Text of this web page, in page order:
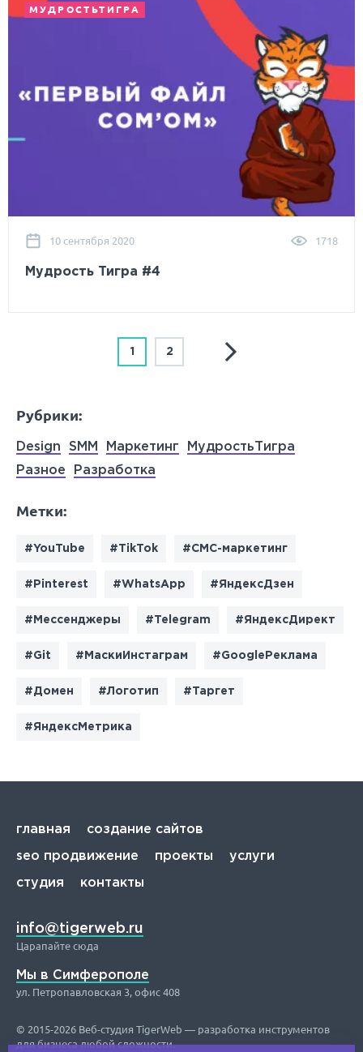
Рубрики:
Design SMM Маркетинг
МудростьТигра
Разное
Разработка
Метки:
#YouTube #TikTok #СМС-маркетинг
#Pinterest #WhatsApp #ЯндексДзен
#Мессенджеры #Telegram #ЯндексДирект
#Git #МаскиИнстаграм #GoogleРеклама
#Домен #Логотип #Таргет
#ЯндексМетрика
МУДРОСТЬТИГРА
10 сентября 2020 1718
Мудрость Тигра #4
1 2
главная создание сайтов
seo продвижение проекты услуги
студия контакты
info@tigerweb.ru
Царапайте сюда
Мы в Симферополе
ул. Петропавловская 3, офис 408
© 2015-2026 Веб-студия TigerWeb — разработка инструментов
для бизнеса любой сложности.